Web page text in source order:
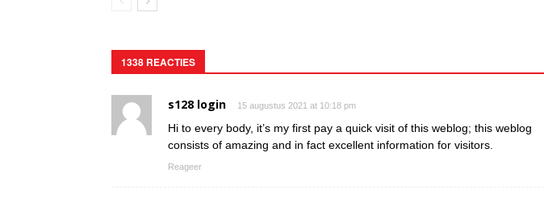
1338 REACTIES
s128 login 15 augustus 2021 at 10:18 pm
Hi to every body, it’s my first pay a quick visit of this weblog; this weblog
consists of amazing and in fact excellent information for visitors.
Reageer